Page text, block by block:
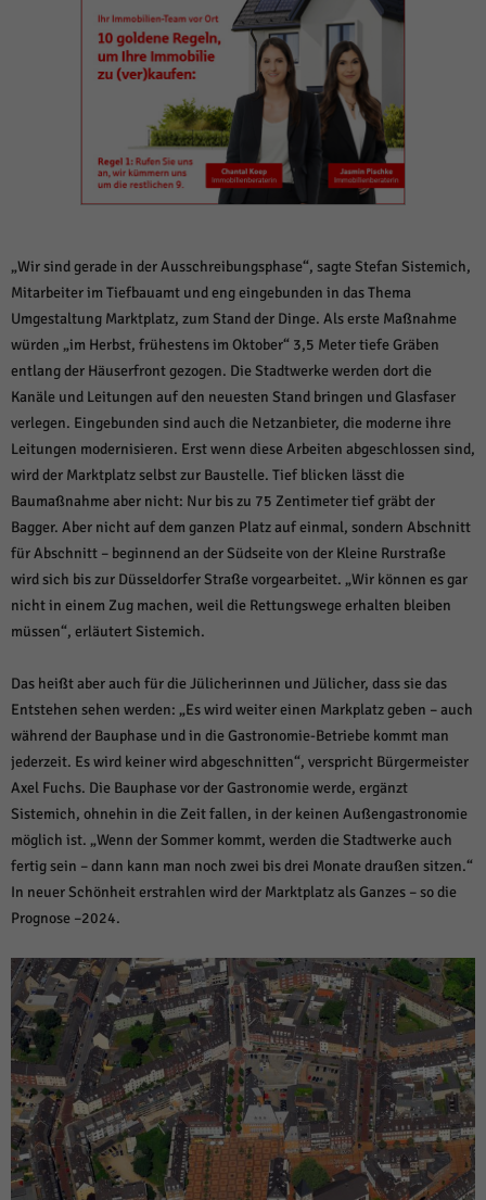
„Wir sind gerade in der Ausschreibungsphase“, sagte Stefan Sistemich,
Mitarbeiter im Tiefbauamt und eng eingebunden in das Thema
Umgestaltung Marktplatz, zum Stand der Dinge. Als erste Maßnahme
würden „im Herbst, frühestens im Oktober“ 3,5 Meter tiefe Gräben
entlang der Häuserfront gezogen. Die Stadtwerke werden dort die
Kanäle und Leitungen auf den neuesten Stand bringen und Glasfaser
verlegen. Eingebunden sind auch die Netzanbieter, die moderne ihre
Leitungen modernisieren. Erst wenn diese Arbeiten abgeschlossen sind,
wird der Marktplatz selbst zur Baustelle. Tief blicken lässt die
Baumaßnahme aber nicht: Nur bis zu 75 Zentimeter tief gräbt der
Bagger. Aber nicht auf dem ganzen Platz auf einmal, sondern Abschnitt
für Abschnitt – beginnend an der Südseite von der Kleine Rurstraße
wird sich bis zur Düsseldorfer Straße vorgearbeitet. „Wir können es gar
nicht in einem Zug machen, weil die Rettungswege erhalten bleiben
müssen“, erläutert Sistemich.
Das heißt aber auch für die Jülicherinnen und Jülicher, dass sie das
Entstehen sehen werden: „Es wird weiter einen Markplatz geben – auch
während der Bauphase und in die Gastronomie-Betriebe kommt man
jederzeit. Es wird keiner wird abgeschnitten“, verspricht Bürgermeister
Axel Fuchs. Die Bauphase vor der Gastronomie werde, ergänzt
Sistemich, ohnehin in die Zeit fallen, in der keinen Außengastronomie
möglich ist. „Wenn der Sommer kommt, werden die Stadtwerke auch
fertig sein – dann kann man noch zwei bis drei Monate draußen sitzen.“
In neuer Schönheit erstrahlen wird der Marktplatz als Ganzes – so die
Prognose –2024.
Alle akzeptieren Speichern und weiter
Zurück
Datenschutzeinstellungen
Essenziell (1)
Essenzielle Cookies ermöglichen grundlegende Funktionen und sind für die
einwandfreie Funktion der Website erforderlich.
Statistiken (1)
Statistik Cookies erfassen Informationen anonym. Diese Informationen helfen
uns zu verstehen, wie unsere Besucher unsere Website nutzen.
Cookie-Informationen anzeigen
Marketing (1)
Marketing-Cookies werden von Drittanbietern oder Publishern verwendet,
um personalisierte Werbung anzuzeigen. Sie tun dies, indem sie Besucher
über Websites hinweg verfolgen.
Cookie-Informationen anzeigen
Externe Medien (6)
Inhalte von Videoplattformen und Social-Media-Plattformen werden
standardmäßig blockiert. Wenn Cookies von externen Medien akzeptiert
werden, bedarf der Zugriff auf diese Inhalte keiner manuellen Einwilligung
Cookie-Informationen anzeigen
Datenschutzerklärung Impressum